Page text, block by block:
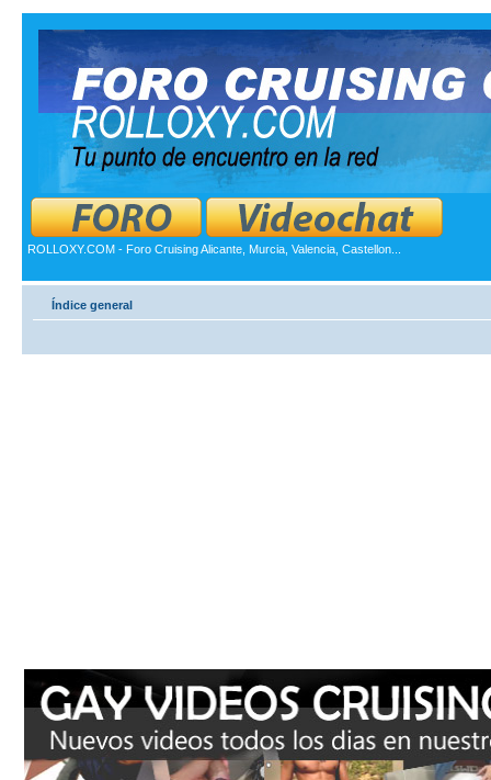
ROLLOXY.COM - Foro Cruising Alicante, Murcia, Valencia, Castellon...
Índice general